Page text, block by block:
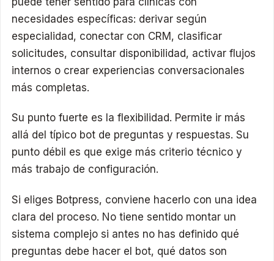
necesidades específicas: derivar según
especialidad, conectar con CRM, clasificar
solicitudes, consultar disponibilidad, activar flujos
internos o crear experiencias conversacionales
más completas.
Su punto fuerte es la flexibilidad. Permite ir más
allá del típico bot de preguntas y respuestas. Su
punto débil es que exige más criterio técnico y
más trabajo de configuración.
Si eliges Botpress, conviene hacerlo con una idea
clara del proceso. No tiene sentido montar un
sistema complejo si antes no has definido qué
preguntas debe hacer el bot, qué datos son